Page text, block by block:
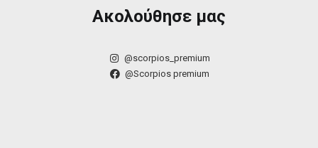
Ακολούθησε μας
@scorpios_premium
@Scorpios premium